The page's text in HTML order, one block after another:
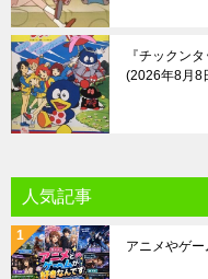
『チックン
2026年8月8
人気記事
アニメやゲ